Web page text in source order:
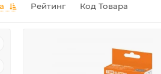
Рейтинг Код Товара